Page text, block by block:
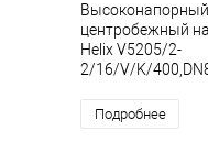
Высоконапорный
центробежный
Helix V5205/2-
2/16/V/K/
Подробнее